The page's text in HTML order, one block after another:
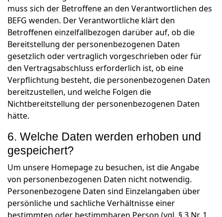
muss sich der Betroffene an den Verantwortlichen des
BEFG wenden. Der Verantwortliche klärt den
Betroffenen einzelfallbezogen darüber auf, ob die
Bereitstellung der personenbezogenen Daten
gesetzlich oder vertraglich vorgeschrieben oder für
den Vertragsabschluss erforderlich ist, ob eine
Verpflichtung besteht, die personenbezogenen Daten
bereitzustellen, und welche Folgen die
Nichtbereitstellung der personenbezogenen Daten
hätte.
6. Welche Daten werden erhoben und
gespeichert?
Um unsere Homepage zu besuchen, ist die Angabe
von personenbezogenen Daten nicht notwendig.
Personenbezogene Daten sind Einzelangaben über
persönliche und sachliche Verhältnisse einer